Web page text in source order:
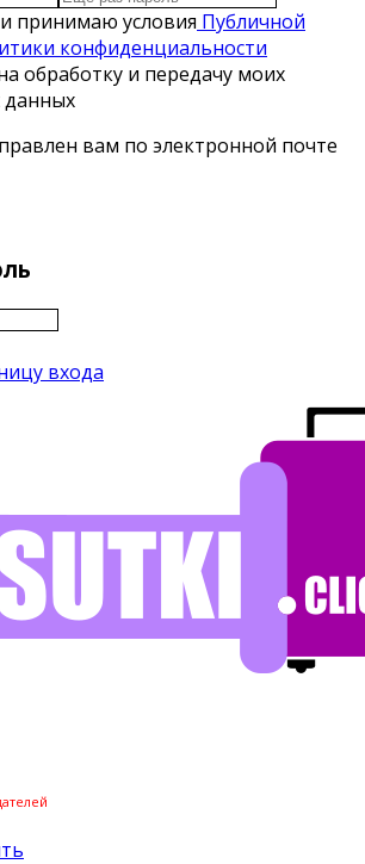
принимаю условия Публичной
конфиденциальности
обработку и передачу моих
данных
вам по электронной почте
входа